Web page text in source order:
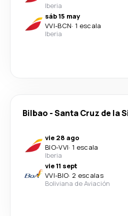
Iberia
sáb 15 may
VVI-BCN· 1 escala
Iberia
Bilbao -Santa Cruz de la
vie 28 ago
BIO-VVI· 1 escala
Iberia
vie 11 sept
VVI-BIO· 2 escalas
Boliviana de Aviación